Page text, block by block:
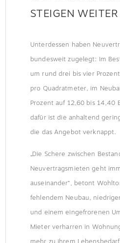
STEIGEN WEITER
Unterdessen haben
bundesweit zugelegt: Im
um rund drei bis vier
pro Quadratmeter, im
Prozent auf 12,60 bis 14,40
dafür ist die anhaltend
die das Angebot verknappt.
„Die Schere zwischen
Neuvertragsmieten geht
auseinander“, betont
fehlendem Neubau,
und einem eingefrorenen
Mieter verharren in